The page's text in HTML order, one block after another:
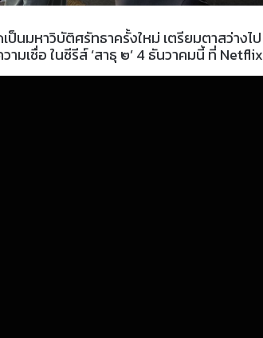
ป็นมหาวิบัติศรัทธาครั้งใหม่ เตรียมตาสว่างไป
มเชื่อ ในซีรีส์ ‘สาธุ ๒’ 4 ธันวาคมนี้ ที่ Netflix